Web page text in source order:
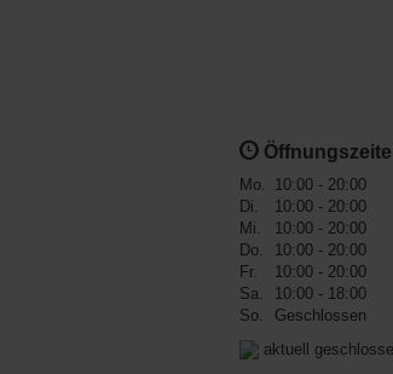
Mo.
10:00 - 20:00
Di.
10:00 - 20:00
Mi.
10:00 - 20:00
Do.
10:00 - 20:00
Fr.
10:00 - 20:00
Sa.
10:00 - 18:00
So.
Geschlossen
aktuell